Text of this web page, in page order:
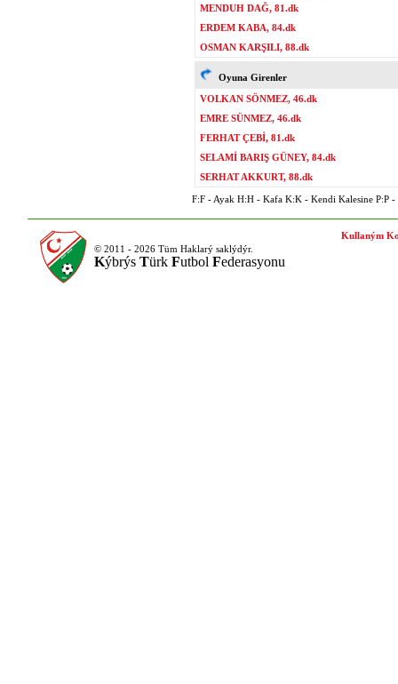
MENDUH DAĞ, 81.dk
ERDEM KABA, 84.dk
OSMAN KARŞILI, 88.dk
Oyuna Girenler
VOLKAN SÖNMEZ, 46.dk
EMRE SÜNMEZ, 46.dk
FERHAT ÇEBİ, 81.dk
SELAMİ BARIŞ GÜNEY, 84.dk
SERHAT AKKURT, 88.dk
F:F - Ayak H:H - Kafa K:K - Kendi Kalesine P:P -
© 2011 - 2026 Tüm Haklarý saklýdýr.
Kýbrýs Türk Futbol Federasyonu
Kullaným